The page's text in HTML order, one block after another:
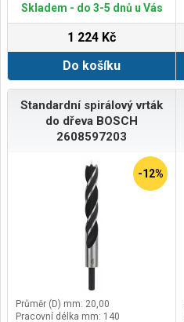
Skladem - do 3-5 dnů u Vás
1 224 Kč
Do košíku
Standardní spirálový vrták
do dřeva BOSCH
2608597203
-12%
Průměr (D) mm: 20,00
Pracovní délka mm: 140